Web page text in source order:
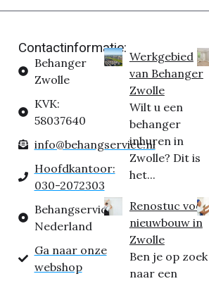
Contactinformatie:
Behanger
Zwolle
KVK:
58037640
info@behangservice.nl
Hoofdkantoor:
030-2072303
Behangservice
Nederland
Ga naar onze
webshop
Werkgebied
van Behanger
Zwolle
Wilt u een
behanger
inhuren in
Zwolle? Dit is
het...
Renostuc voor
nieuwbouw in
Zwolle
Ben je op zoek
naar een